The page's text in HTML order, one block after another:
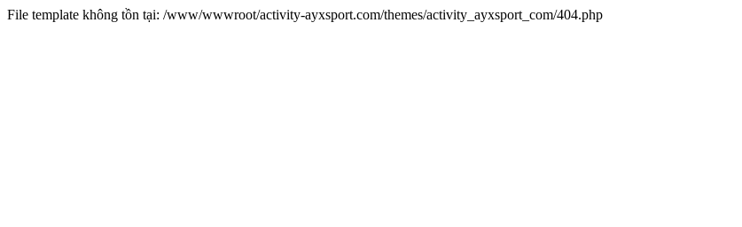
File template không tồn tại: /www/wwwroot/activity-ayxsport.com/themes/activity_ayxsport_com/404.php